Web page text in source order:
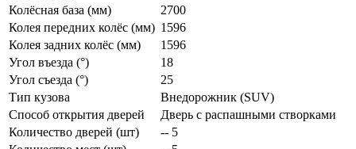
Колёсная база (мм)
2700
Колея передних колёс (мм) 1596
Колея задних колёс (мм)
1596
Угол въезда (°)
18
Угол съезда (°)
25
Тип кузова
Внедорожник (SUV)
Способ открытия дверей
Дверь с распашными створками
Количество дверей (шт)
-- 5